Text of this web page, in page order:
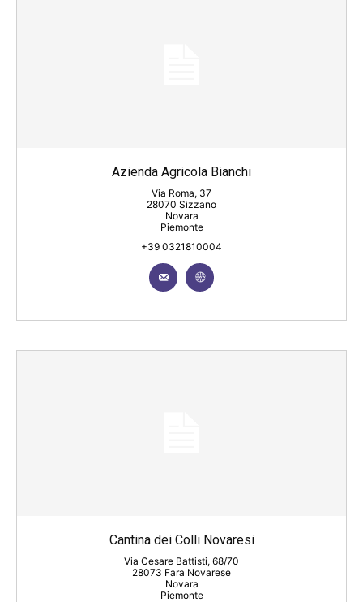
Azienda Agricola Bianchi
Via Roma, 37
28070 Sizzano
Novara
Piemonte
+39 0321810004
Cantina dei Colli Novaresi
Via Cesare Battisti, 68/70
28073 Fara Novarese
Novara
Piemonte